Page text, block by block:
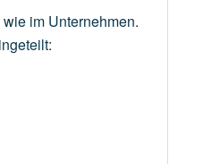
im Unternehmen.